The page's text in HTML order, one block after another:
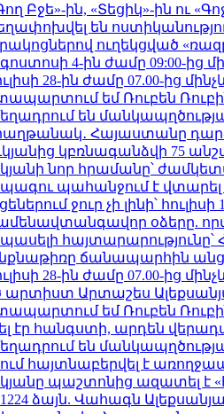
Բջե»-ին, «Տեցիկ»-ին ու
են
ուղեկցված
4-ին ժամը 09:00-ից
28-ին ժամը 07.00-ից
եմ Ռուբեն
են
Հայաստանը
կբռնագանձվի 75
նոր հրամանը՝
պահանջում է
ջուր չի լինի՝ հուլիսի
օձերը.
ճանապարհին
28-ին ժամը 07.00-ից
արտիստ Արտաշես
եմ Ռուբեն
էր հանգստի, արդեն
են
հայտնաբերվել է
պաշտոնից ազատել է
ձայն. Վահագն